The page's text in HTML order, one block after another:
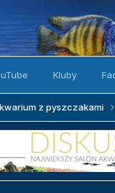
Kluby
z pyszczakami